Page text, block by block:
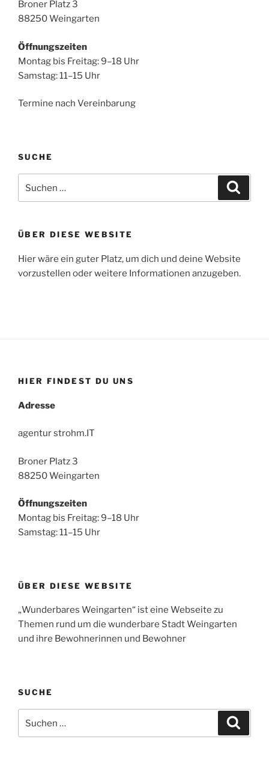
Broner Platz 3
88250 Weingarten
Öffnungszeiten
Montag bis Freitag: 9–18 Uhr
Samstag: 11–15 Uhr
Termine nach Vereinbarung
SUCHE
nach:
ÜBER DIESE WEBSITE
Hier wäre ein guter Platz, um dich und deine Website
vorzustellen oder weitere Informationen anzugeben.
HIER FINDEST DU UNS
Adresse
agentur strohm.IT
Broner Platz 3
88250 Weingarten
Öffnungszeiten
Montag bis Freitag: 9–18 Uhr
Samstag: 11–15 Uhr
ÜBER DIESE WEBSITE
„Wunderbares Weingarten“ ist eine Webseite zu
Themen rund um die wunderbare Stadt Weingarten
und ihre Bewohnerinnen und Bewohner
SUCHE
nach: